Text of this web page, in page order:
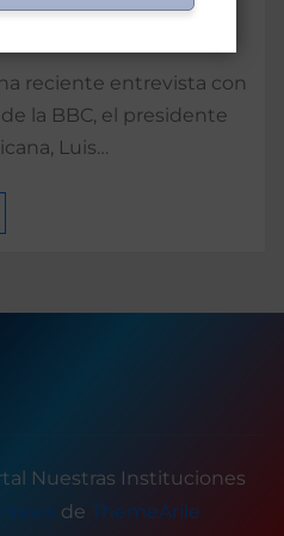
reciente entrevista con
la BBC, el presidente
Luis…
Nuestras Instituciones
de ThemeArile